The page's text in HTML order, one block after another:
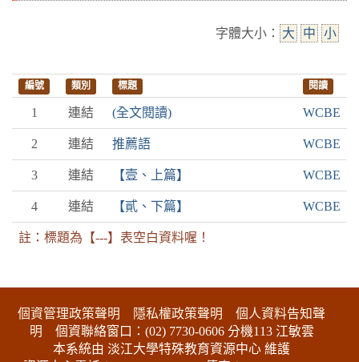
字體大小： 大 中 小
編號 類別 標題 閱讀
1 連結 (全文閱讀) WCBE
2 連結 推薦語 WCBE
3 連結 【壹、上篇】 WCBE
4 連結 【貳、下篇】 WCBE
註：標題為【---】表空白資料喔！
個資管理政策聲明 隱私權政策聲明
個人資料告知聲
明 個資聯絡窗口：(02) 7730-0606 分機113 江敏雲
本系統由 淡江大學特殊教育資源中心 維護